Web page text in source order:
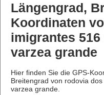
Längengrad,
Koordinaten
imigrantes
varzea grande
Hier finden Sie die GPS-
Breitengrad von rodovia
varzea grande.